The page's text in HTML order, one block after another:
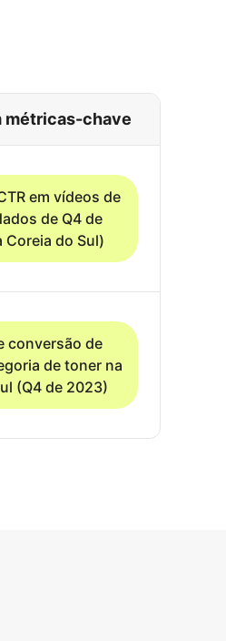
métricas-chave
em vídeos de
de Q4 de
Coreia do Sul)
conversão de
de toner na
(Q4 de 2023)